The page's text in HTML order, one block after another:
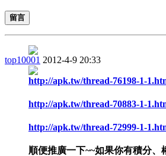
留言
top10001 2012-4-9 20:33
http://apk.tw/thread-76198-1-
http://apk.tw/thread-70883-1-
http://apk.tw/thread-72999-1-
順便推廣一下~~如果你有積分